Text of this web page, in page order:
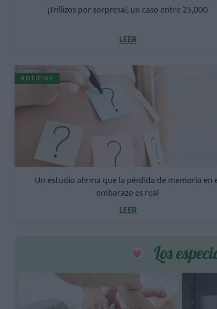
¡Trillizos por sorpresa!, un caso entre 25,000
LEER
NOTICIAS
Un estudio afirma que la pérdida de memoria en
embarazo es real
LEER
Los